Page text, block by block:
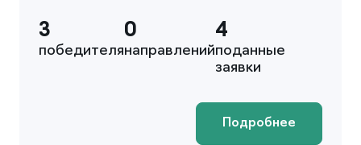
3
победителя
0
направлений
4
поданные
заявки
Подробнее